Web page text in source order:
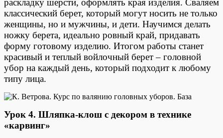
классический берет, который могут носить не только
женщины, но и мужчины, и дети. Научимся делать
ножку берета, идеально ровный край, придавать
форму готовому изделию. Итогом работы станет
красивый и теплый войлочный берет – головной
убор на каждый день, который подходит к любому
типу лица.
Урок 4. Шляпка-клош с декором в технике
«карвинг»